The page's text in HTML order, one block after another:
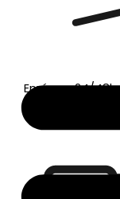
Envío en 24/48h